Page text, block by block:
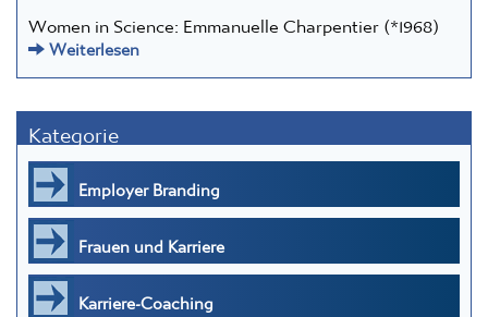
Women in Science: Emmanuelle Charpentier (*1968)
Weiterlesen
Kategorie
Employer Branding
Frauen und Karriere
Karriere-Coaching